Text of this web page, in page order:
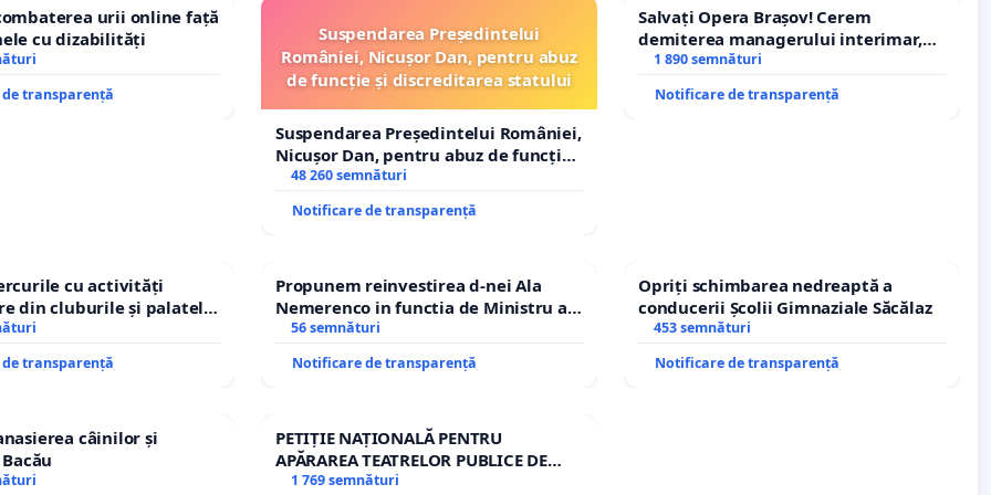
deciziei, dar cel mai afectați, de departe, sunt cei
decizia este o formă de suprataxare, adică la limita
serviciu de care trebuiau să beneficieze în baza
dar nu au garanția unui loc de parcare
invit să semnați și să distribuiți această petiție.
urii online față
cu dizabilități
transparență
Suspendarea Președintelui
României, Nicușor Dan, pentru abuz
de funcție și discreditarea statului
Suspendarea Președintelui României,
Nicușor Dan, pentru abuz de funcție
și discreditarea statului
48 260 semnături
Notificare de transparență
Salvați Opera Brașov! Cerem
demiterea managerului interimar,
Petrean Lucian-Marius!
1 890 semnături
Notificare de transparență
cu activități
din cluburile și palatele
transparență
Propunem reinvestirea d-nei Ala
Nemerenco in functia de Ministru al
Sanatatii
56 semnături
Notificare de transparență
Opriți schimbarea nedreaptă a
conducerii Școlii Gimnaziale Săcălaz
453 semnături
Notificare de transparență
câinilor și
PETIȚIE NAȚIONALĂ PENTRU
APĂRAREA TEATRELOR PUBLICE DE
REPERTORIU DIN ROMÂNIA
1 769 semnături